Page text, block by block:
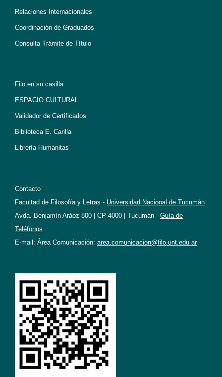
Relaciones Internacionales
Coordinación de Graduados
Consulta Trámite de Título
Filo en su casilla
ESPACIO CULTURAL
Validador de Certificados
Biblioteca E. Carilla
Librería Humanitas
Contacto
Facultad de Filosofía y Letras - Universidad Nacional de Tucumán
Avda. Benjamín Aráoz 800 | CP 4000 | Tucumán - Guía de
Teléfonos
E-mail: Área Comunicación: area.comunicacion@filo.unt.edu.ar